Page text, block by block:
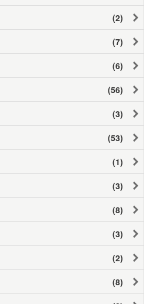
(2)
(7)
(6)
(56)
(3)
(53)
(1)
(3)
(8)
(3)
(2)
(8)